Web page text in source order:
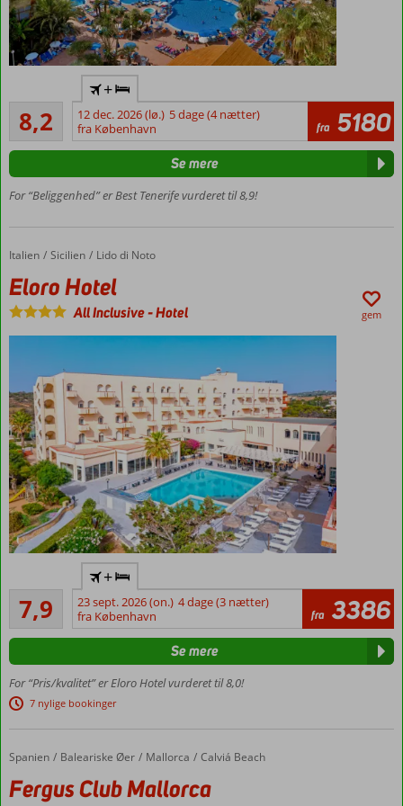
Best
Tenerife!
Smuk
med
poolområde
Centralt i
las
Américas
og nær
stranden
For
og par
Mulighed
for All
Inclusive
8,2
Meget godt
540
anmeldelser
+
12 dec. 2026 (lø.) 5 dage (4 nætter)
fra København
fra 5180
For “Beliggenhed” er Best Tenerife vurderet til 8,9!
Se mere
Forside
Italien Sicilien Lido di Noto
Eloro Hotel
Eloro Hotel
All Inclusive-Hotel gem
Ved privat
sandstrand
10
minutters
kørsel fra
Noto
Dejlig
over
havet
med flere a
7,9
Godt
504
anmeldelser
+
23 sept. 2026 (on.) 4 dage (3 nætter)
fra København
fra 3386
For “Pris/kvalitet” er Eloro Hotel vurderet til 8,0!
7 nylige bookinger
Se mere
Forside
Spanien Baleariske Øer Mallorca Calviá Beach
Fergus Club Mallorca Waterpark
Fergus Club Mallorca